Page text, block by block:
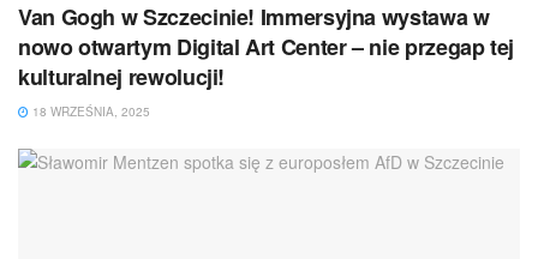
Van Gogh w Szczecinie! Immersyjna wystawa w
nowo otwartym Digital Art Center – nie przegap tej
kulturalnej rewolucji!
18 WRZEŚNIA, 2025